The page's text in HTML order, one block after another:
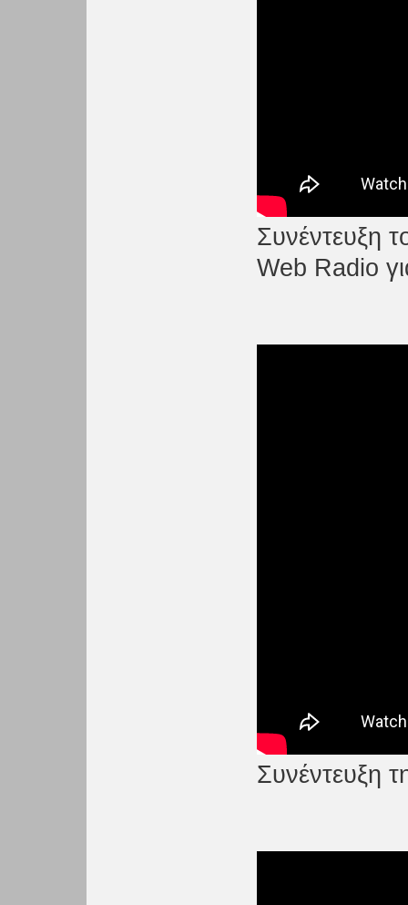
Συνέντευξη
Web Radio
Συνέντευξη